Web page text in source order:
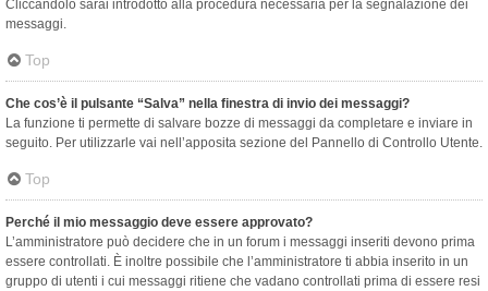
Cliccandolo sarai introdotto alla procedura necessaria per la segnalazione dei
messaggi.
Top
Che cos’è il pulsante “Salva” nella finestra di invio dei messaggi?
La funzione ti permette di salvare bozze di messaggi da completare e inviare in
seguito. Per utilizzarle vai nell’apposita sezione del Pannello di Controllo Utente.
Top
Perché il mio messaggio deve essere approvato?
L’amministratore può decidere che in un forum i messaggi inseriti devono prima
essere controllati. È inoltre possibile che l’amministratore ti abbia inserito in un
gruppo di utenti i cui messaggi ritiene che vadano controllati prima di essere resi